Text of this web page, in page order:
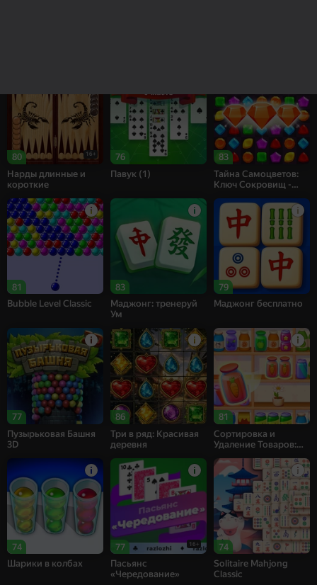
80 16+
Нарды длинные и
короткие
76
Павук (1)
83
Тайна Самоцветов:
Ключ Сокровищ -
81
Bubble Level Classic
83
Маджонг: тренеруй
Ум
79
Маджонг бесплатно
77
Пузырьковая Башня
3D
86
Три в ряд: Красивая
деревня
81
Сортировка и
Удаление Товаров:
74
Шарики в колбах
77 16+
Пасьянс
«Чередование»
74
Solitaire Mahjong
Classic